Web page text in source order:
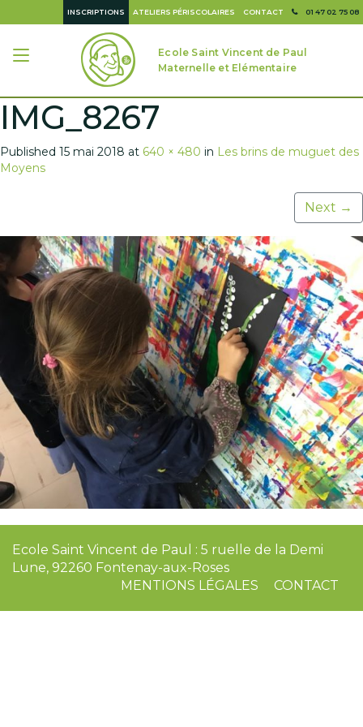
01 47 02 75 08
CONTACT
ATELIERS PÉRISCOLAIRES
INSCRIPTIONS
Ecole Saint Vincent de Paul
Maternelle et Elémentaire
IMG_8267
Published 15 mai 2018 at 640 × 480 in Les brins de muguet des
Moyens
Next →
Ecole Saint Vincent de Paul : 5 ruelle de la Demi
Lune, 92260 Fontenay-aux-Roses
MENTIONS LÉGALES
CONTACT